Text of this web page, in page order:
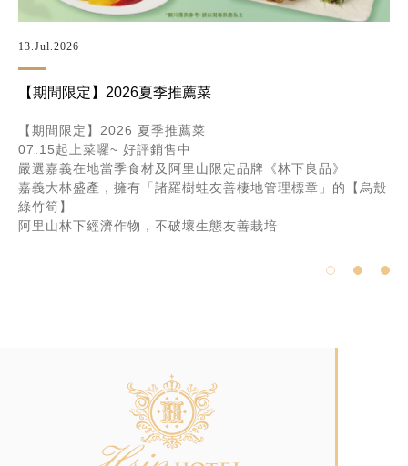
21.Jul.2026
2026新悦片鴨小滿漢套餐・全新升級推出│老饕必點
新悦片鴨小滿漢，全新升級推出
十道經典粵式美饌，老饕必點
外酥內嫩，油量多汁，享受最高境界的美味饗宴
精緻超值的四人套餐，就在新悦